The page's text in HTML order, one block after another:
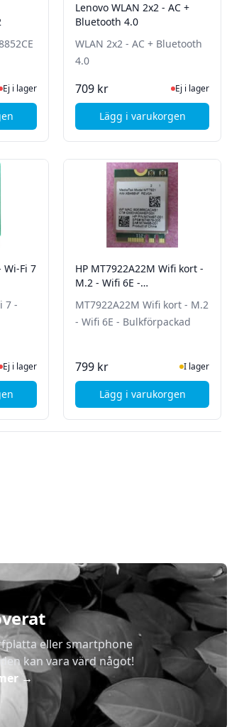
besök produktsidan för senaste status
Ej i lager
WIRELESS CMB,LTN,8852CE M2
Lenovo WLAN 2x2 - AC +
Bluetooth 4.0
WLAN 2x2 - AC + Bluetooth
4.0
709 kr Ej i lager, besök
Ej i lager
Lägg i varukorgen, Lenovo WLAN 2x2 -
status
ac/a/b/g/n, 2.4 GHz, 5 GHz
Wi-Fi 7
7 -
besök produktsidan för senaste status
Ej i lager
BE1750x - Wi-Fi 7 - M.2
HP MT7922A22M Wifi kort -
M.2 - Wifi 6E -
MT7922A22M Wifi kort - M.2
- Wifi 6E - Bulkförpackad
799 kr I lager
Lägg i varukorgen, HP MT7922A22M
eller smartphone
kan vara värd något!
→